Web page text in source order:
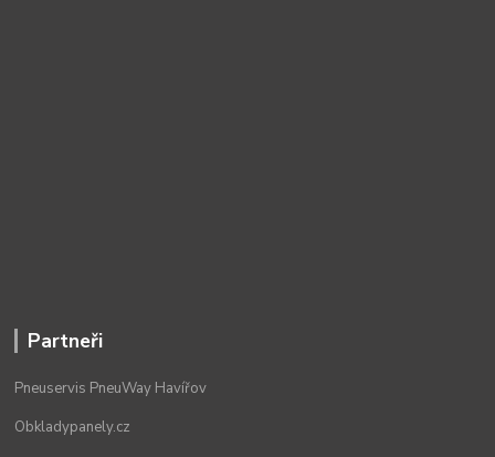
Partneři
Pneuservis PneuWay Havířov
Obkladypanely.cz